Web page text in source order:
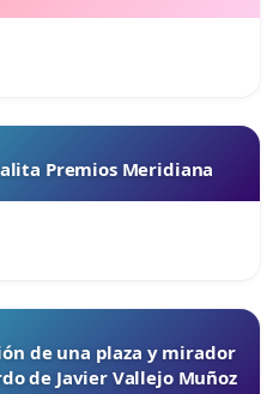
Premios Meridiana
de una plaza y mirador
de Javier Vallejo Muñoz